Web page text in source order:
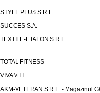
STYLE PLUS S.R.L.
SUCCES S.A.
TEXTILE-ETALON S.R.L.
TOTAL FITNESS
VIVAM I.I.
AKM-VETERAN S.R.L. - Magazinul